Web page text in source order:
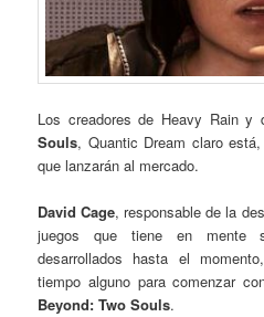
Los creadores de Heavy Rain y
Souls, Quantic Dream claro
que lanzarán al mercado.
David Cage, responsable de la
juegos que tiene en mente
desarrollados hasta el
tiempo alguno para comenzar
Beyond: Two Souls.